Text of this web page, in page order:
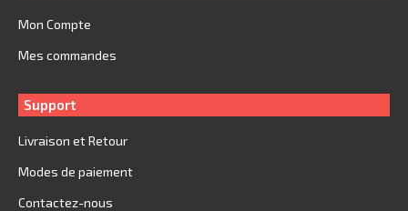
Mon Compte
Mes commandes
Support
Livraison et Retour
Modes de paiement
Contactez-nous